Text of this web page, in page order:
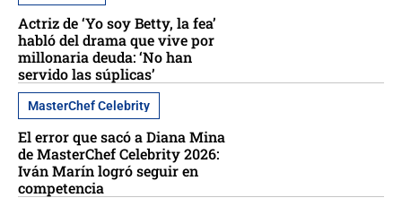
Actriz de ‘Yo soy Betty, la fea’
habló del drama que vive por
millonaria deuda: ‘No han
servido las súplicas’
MasterChef Celebrity
El error que sacó a Diana Mina
de MasterChef Celebrity 2026:
Iván Marín logró seguir en
competencia